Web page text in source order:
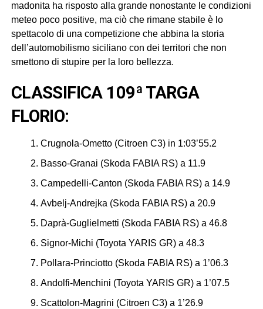
madonita ha risposto alla grande nonostante le condizioni
meteo poco positive, ma ciò che rimane stabile è lo
spettacolo di una competizione che abbina la storia
dell’automobilismo siciliano con dei territori che non
smettono di stupire per la loro bellezza.
CLASSIFICA 109ª TARGA
FLORIO:
Crugnola-Ometto (Citroen C3) in 1:03’55.2
Basso-Granai (Skoda FABIA RS) a 11.9
Campedelli-Canton (Skoda FABIA RS) a 14.9
Avbelj-Andrejka (Skoda FABIA RS) a 20.9
Daprà-Guglielmetti (Skoda FABIA RS) a 46.8
Signor-Michi (Toyota YARIS GR) a 48.3
Pollara-Princiotto (Skoda FABIA RS) a 1’06.3
Andolfi-Menchini (Toyota YARIS GR) a 1’07.5
Scattolon-Magrini (Citroen C3) a 1’26.9